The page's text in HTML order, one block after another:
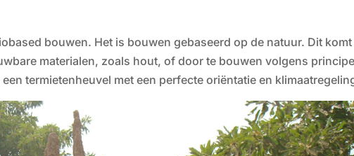
bouwen. Het is bouwen gebaseerd op de natuur. Dit komt
materialen, zoals hout, of door te bouwen volgens
termietenheuvel met een perfecte oriëntatie en